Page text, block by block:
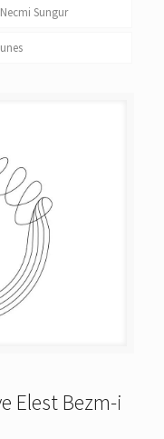
Sungur
Elest Bezm-i